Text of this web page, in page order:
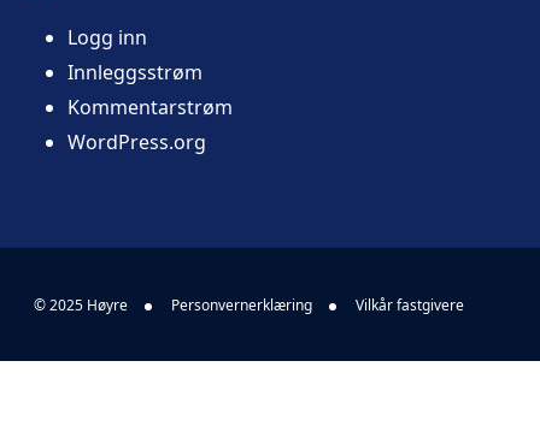
Logg inn
Innleggsstrøm
Kommentarstrøm
WordPress.org
© 2025 Høyre Personvernerklæring Vilkår fastgivere